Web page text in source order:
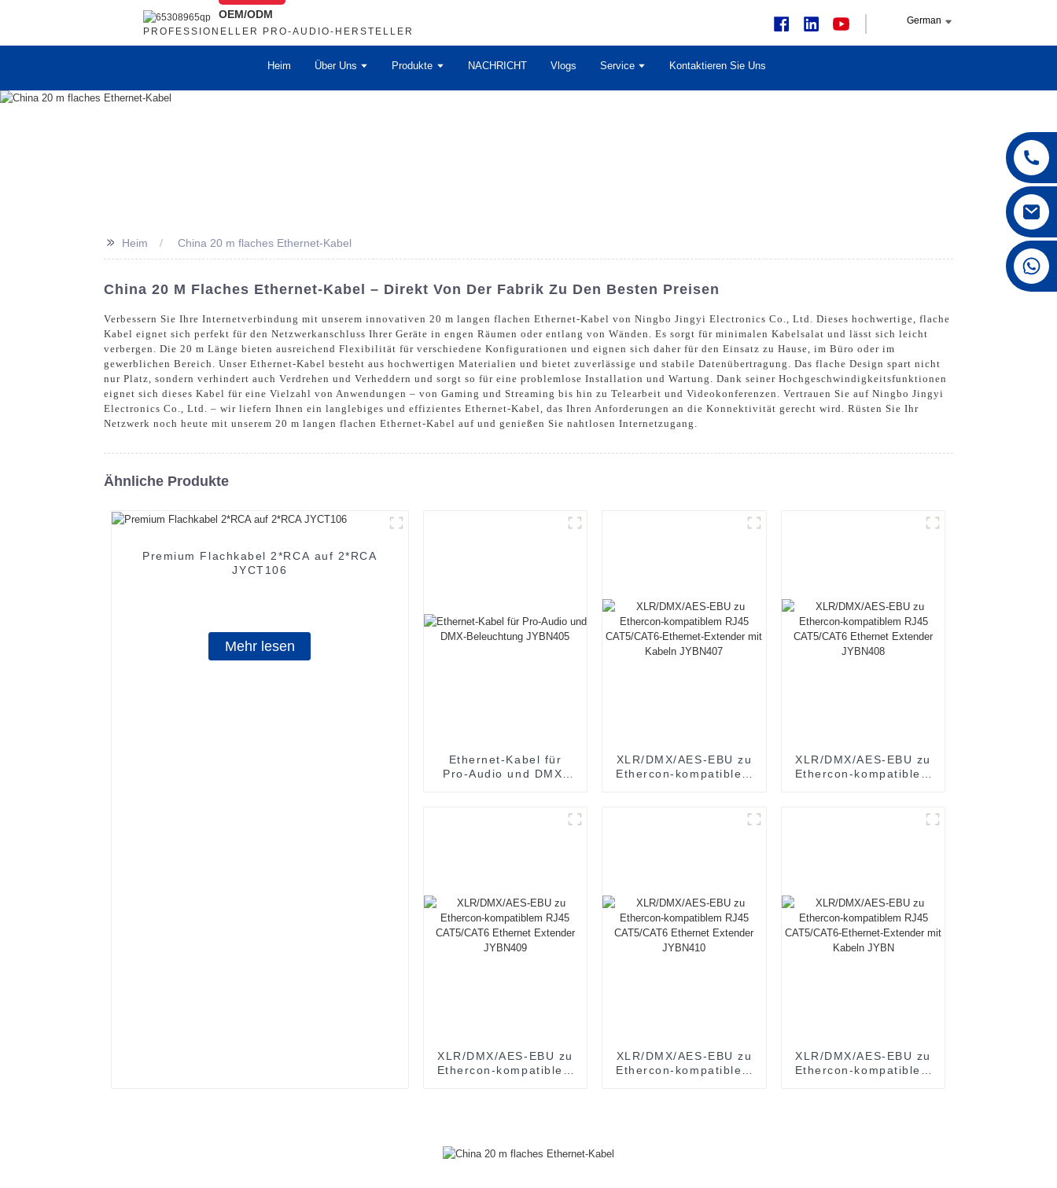
OEM/ODM
PROFESSIONELLER PRO-AUDIO-HERSTELLER
German
Heim Über Uns Produkte NACHRICHT Vlogs Service Kontaktieren Sie Uns
+86 15168592711
>> Heim China 20 m flaches Ethernet-Kabel
China 20 M Flaches Ethernet-Kabel – Direkt Von Der Fabrik Zu Den Besten Preisen
Verbessern Sie Ihre Internetverbindung mit unserem innovativen 20 m langen flachen Ethernet-Kabel von Ningbo Jingyi Electronics Co., Ltd. Dieses hochwertige, flache
Kabel eignet sich perfekt für den Netzwerkanschluss Ihrer Geräte in engen Räumen oder entlang von Wänden. Es sorgt für minimalen Kabelsalat und lässt sich leicht
verbergen. Die 20 m Länge bieten ausreichend Flexibilität für verschiedene Konfigurationen und eignen sich daher für den Einsatz zu Hause, im Büro oder im
gewerblichen Bereich. Unser Ethernet-Kabel besteht aus hochwertigen Materialien und bietet zuverlässige und stabile Datenübertragung. Das flache Design spart nicht
nur Platz, sondern verhindert auch Verdrehen und Verheddern und sorgt so für eine problemlose Installation und Wartung. Dank seiner Hochgeschwindigkeitsfunktionen
eignet sich dieses Kabel für eine Vielzahl von Anwendungen – von Gaming und Streaming bis hin zu Telearbeit und Videokonferenzen. Vertrauen Sie auf Ningbo Jingyi
Electronics Co., Ltd. – wir liefern Ihnen ein langlebiges und effizientes Ethernet-Kabel, das Ihren Anforderungen an die Konnektivität gerecht wird. Rüsten Sie Ihr
Netzwerk noch heute mit unserem 20 m langen flachen Ethernet-Kabel auf und genießen Sie nahtlosen Internetzugang.
Ähnliche Produkte
Premium Flachkabel 2*RCA auf 2*RCA
JYCT106
Mehr lesen
Ethernet-Kabel für
Pro-Audio und DMX-
XLR/DMX/AES-EBU zu
Ethercon-kompatiblem
XLR/DMX/AES-EBU zu
Ethercon-kompatiblem
XLR/DMX/AES-EBU zu
Ethercon-kompatiblem
XLR/DMX/AES-EBU zu
Ethercon-kompatiblem
XLR/DMX/AES-EBU zu
Ethercon-kompatiblem